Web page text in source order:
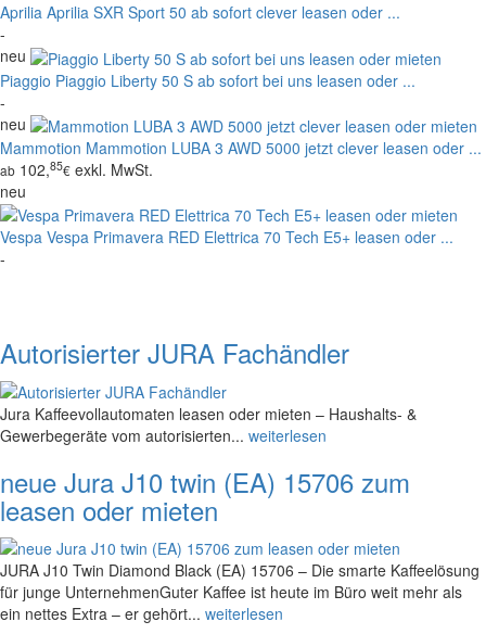
Aprilia Aprilia SXR Sport 50 ab sofort clever leasen oder ...
-
neu
Piaggio Piaggio Liberty 50 S ab sofort bei uns leasen oder ...
-
neu
Mammotion Mammotion LUBA 3 AWD 5000 jetzt clever leasen oder ...
ab 102,85€ exkl. MwSt.
neu
Vespa Vespa Primavera RED Elettrica 70 Tech E5+ leasen oder ...
-
Autorisierter JURA Fachändler
Jura Kaffeevollautomaten leasen oder mieten – Haushalts- &
Gewerbegeräte vom autorisierten... weiterlesen
neue Jura J10 twin (EA) 15706 zum
leasen oder mieten
JURA J10 Twin Diamond Black (EA) 15706 – Die smarte Kaffeelösung
für junge UnternehmenGuter Kaffee ist heute im Büro weit mehr als
ein nettes Extra – er gehört... weiterlesen